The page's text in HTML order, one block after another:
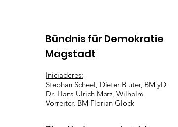
Bündnis für Demokratie
Magstadt
Iniciadores:
Stephan Scheel, Dieter B uter, BM yD
Dr. Hans-Ulrich Merz, Wilhelm
Vorreiter, BM Florian Glock